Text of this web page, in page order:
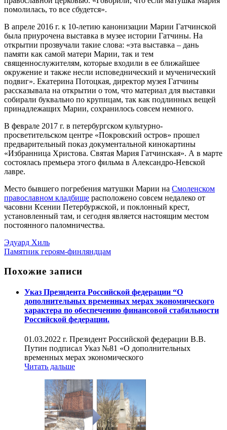
помолилась, то все сбудется».
В апреле 2016 г. к 10-летию канонизации Марии Гатчинской
была приурочена выставка в музее истории Гатчины. На
открытии прозвучали такие слова: «эта выставка – дань
памяти как самой матери Марии, так и тем
священнослужителям, которые входили в ее ближайшее
окружение и также несли исповеднический и мученический
подвиг». Екатерина Потоцкая, директор музея Гатчины
рассказывала на открытии о том, что материал для выставки
собирали буквально по крупицам, так как подлинных вещей
принадлежащих Марии, сохранилось совсем немного.
В феврале 2017 г. в петербургском культурно-
просветительском центре «Покровский остров» прошел
предварительный показ документальной кинокартины
«Избранница Христова. Святая Мария Гатчинская». А в марте
состоялась премьера этого фильма в Александро-Невской
лавре.
Место бывшего погребения матушки Марии на Смоленском
православном кладбище расположено совсем недалеко от
часовни Ксении Петербуржской, и поклонный крест,
установленный там, и сегодня является настоящим местом
постоянного паломничества.
Эдуард Хиль
Памятник героям-финляндцам
Похожие записи
Указ Президента Российской федерации “О
дополнительных временных мерах экономического
характера по обеспечению финансовой стабильности
Российской федерации.
01.03.2022 г. Президент Российской федерации В.В.
Путин подписал Указ №81 «О дополнительных
временных мерах экономического
Читать дальше